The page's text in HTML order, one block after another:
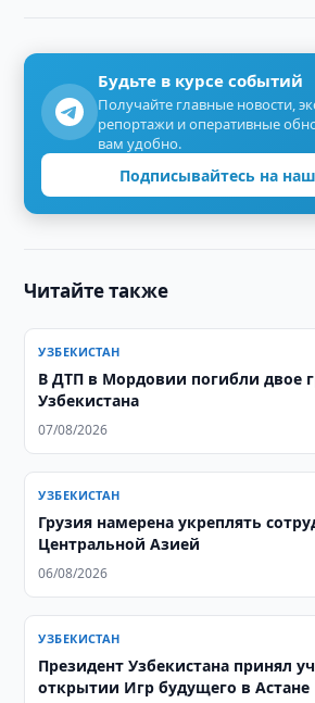
Будьте в курсе событий
Получайте главные новости,
репортажи и оперативные
вам удобно.
Подписывайтесь на
Читайте также
УЗБЕКИСТАН
В ДТП в Мордовии погибли двое
Узбекистана
07/08/2026
УЗБЕКИСТАН
Грузия намерена укреплять
Центральной Азией
06/08/2026
УЗБЕКИСТАН
Президент Узбекистана принял
открытии Игр будущего в Астане